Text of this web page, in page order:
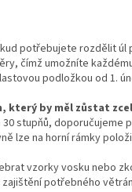
potřebujete rozdělit úl
čímž umožníte
podložkou od 1.
by měl zůstat
stupňů, doporučujeme
lze na horní rámky
vzorky vosku nebo
potřebného